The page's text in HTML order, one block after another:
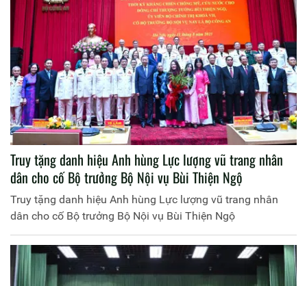
Truy tặng danh hiệu Anh hùng Lực lượng vũ trang nhân
dân cho cố Bộ trưởng Bộ Nội vụ Bùi Thiện Ngộ
Truy tặng danh hiệu Anh hùng Lực lượng vũ trang nhân
dân cho cố Bộ trưởng Bộ Nội vụ Bùi Thiện Ngộ